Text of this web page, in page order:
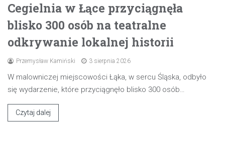
Cegielnia w Łące przyciągnęła
blisko 300 osób na teatralne
odkrywanie lokalnej historii
Przemysław Kamiński 3 sierpnia 2026
W malowniczej miejscowości Łąka, w sercu Śląska, odbyło
się wydarzenie, które przyciągnęło blisko 300 osób…
Czytaj dalej